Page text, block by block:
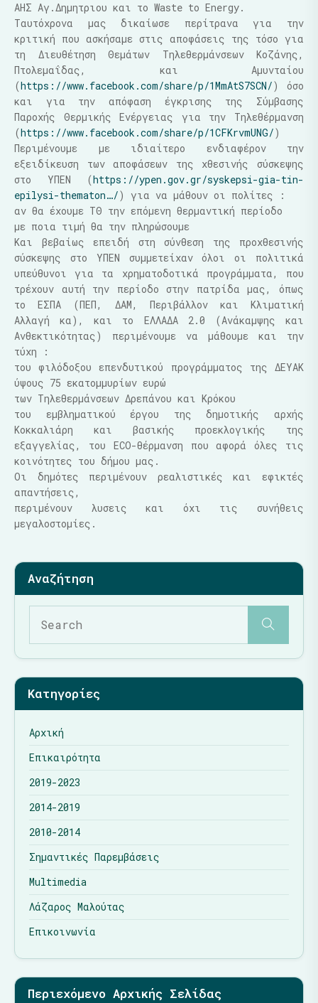
ΑΗΣ Αγ.Δημητριου και το Waste to Energy.
Ταυτόχρονα μας δικαίωσε περίτρανα για την
κριτική που ασκήσαμε στις αποφάσεις της τόσο για
τη Διευθέτηση Θεμάτων Τηλεθερμάνσεων Κοζάνης,
Πτολεμαΐδας, και Αμυνταίου
(https://www.facebook.com/share/p/1MmAtS7SCN/) όσο
και για την απόφαση έγκρισης της Σύμβασης
Παροχής Θερμικής Ενέργειας για την Τηλεθέρμανση
(https://www.facebook.com/share/p/1CFKrvmUNG/)
Περιμένουμε με ιδιαίτερο ενδιαφέρον την
εξειδίκευση των αποφάσεων της χθεσινής σύσκεψης
στο ΥΠΕΝ (https://ypen.gov.gr/syskepsi-gia-tin-
epilysi-thematon…/) για να μάθουν οι πολίτες :
αν θα έχουμε ΤΘ την επόμενη θερμαντική περίοδο
με ποια τιμή θα την πληρώσουμε
Και βεβαίως επειδή στη σύνθεση της προχθεσινής
σύσκεψης στο ΥΠΕΝ συμμετείχαν όλοι οι πολιτικά
υπεύθυνοι για τα χρηματοδοτικά προγράμματα, που
τρέχουν αυτή την περίοδο στην πατρίδα μας, όπως
το ΕΣΠΑ (ΠΕΠ, ΔΑΜ, Περιβάλλον και Κλιματική
Αλλαγή κα), και το ΕΛΛΑΔΑ 2.0 (Ανάκαμψης και
Ανθεκτικότητας) περιμένουμε να μάθουμε και την
τύχη :
του φιλόδοξου επενδυτικού προγράμματος της ΔΕΥΑΚ
ύψους 75 εκατομμυρίων ευρώ
των Τηλεθερμάνσεων Δρεπάνου και Κρόκου
του εμβληματικού έργου της δημοτικής αρχής
Κοκκαλιάρη και βασικής προεκλογικής της
εξαγγελίας, του ECO-θέρμανση που αφορά όλες τις
κοινότητες του δήμου μας.
Οι δημότες περιμένουν ρεαλιστικές και εφικτές
απαντήσεις,
περιμένουν λυσεις και όχι τις συνήθεις
μεγαλοστομίες.
Κατηγορίες
Αρχική
Επικαιρότητα
2019-2023
2014-2019
2010-2014
Σημαντικές Παρεμβάσεις
Multimedia
Λάζαρος Μαλούτας
Επικοινωνία
Περιεχόμενο Αρχικής Σελίδας